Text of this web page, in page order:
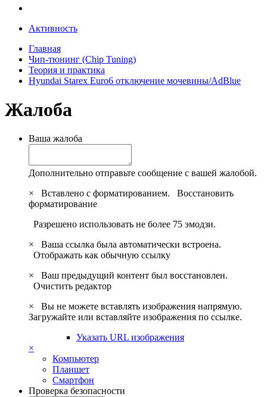
Активность
Главная
Чип-тюнинг (Chip Tuning)
Теория и практика
Hyundai Starex Euro6 отключение мочевины/AdBlue
Жалоба
Ваша жалоба
Дополнительно отправьте сообщение с вашей жалобой.
×
Вставлено с форматированием. Восстановить
форматирование
Разрешено использовать не более 75 эмодзи.
×
Ваша ссылка была автоматически встроена.
Отображать как обычную ссылку
×
Ваш предыдущий контент был восстановлен.
Очистить редактор
×
Вы не можете вставлять изображения напрямую.
Загружайте или вставляйте изображения по ссылке.
Указать URL изображения
×
Компьютер
Планшет
Смартфон
Проверка безопасности